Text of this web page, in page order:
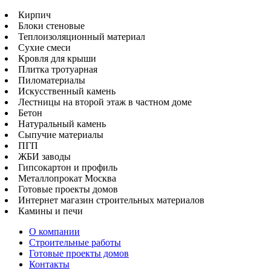
Кирпич
Блоки стеновые
Теплоизоляционный материал
Сухие смеси
Кровля для крыши
Плитка тротуарная
Пиломатериалы
Искусственный камень
Лестницы на второй этаж в частном доме
Бетон
Натуральный камень
Сыпучие материалы
ПГП
ЖБИ заводы
Гипсокартон и профиль
Металлопрокат Москва
Готовые проекты домов
Интернет магазин строительных материалов
Камины и печи
О компании
Строительные работы
Готовые проекты домов
Контакты